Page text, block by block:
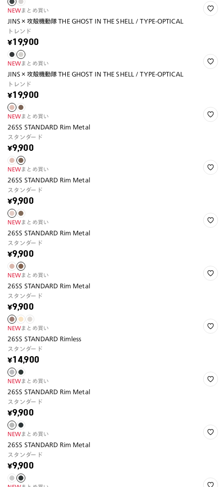
NEWまとめ買い
JINS×攻殻機動隊 THE GHOST IN THE SHELL / TYPE-OPTICAL
トレンド
¥19,900
NEWまとめ買い
JINS×攻殻機動隊 THE GHOST IN THE SHELL / TYPE-OPTICAL
トレンド
¥19,900
NEWまとめ買い
26SS STANDARD Rim Metal
スタンダード
¥9,900
NEWまとめ買い
26SS STANDARD Rim Metal
スタンダード
¥9,900
NEWまとめ買い
26SS STANDARD Rim Metal
スタンダード
¥9,900
NEWまとめ買い
26SS STANDARD Rim Metal
スタンダード
¥9,900
NEWまとめ買い
26SS STANDARD Rimless
スタンダード
¥14,900
NEWまとめ買い
26SS STANDARD Rim Metal
スタンダード
¥9,900
NEWまとめ買い
26SS STANDARD Rim Metal
スタンダード
¥9,900